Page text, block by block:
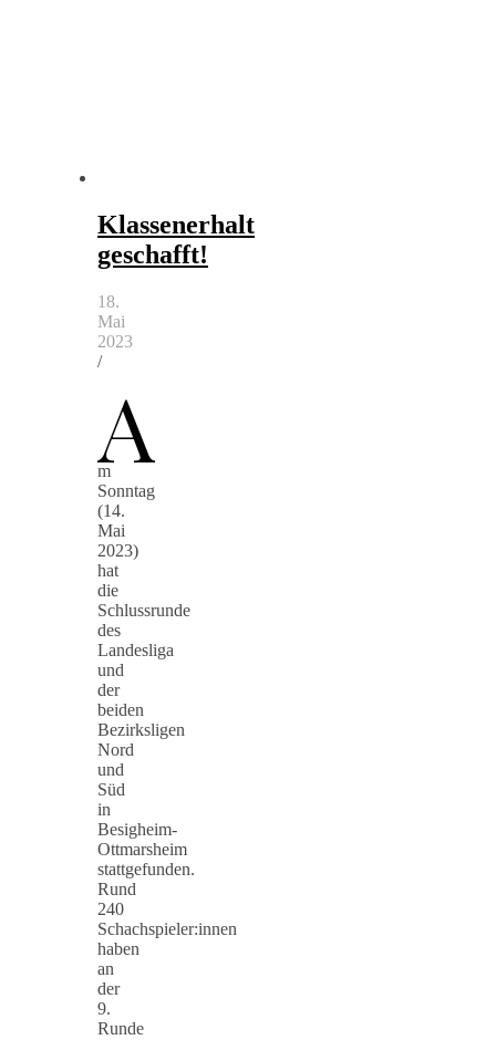
Klassenerhalt
geschafft!
18.
Mai
2023
/
A
m
Sonntag
(14.
Mai
2023)
hat
die
Schlussrunde
des
Landesliga
und
der
beiden
Bezirksligen
Nord
und
Süd
in
Besigheim-
Ottmarsheim
stattgefunden.
Rund
240
Schachspieler:innen
haben
an
der
9.
Runde